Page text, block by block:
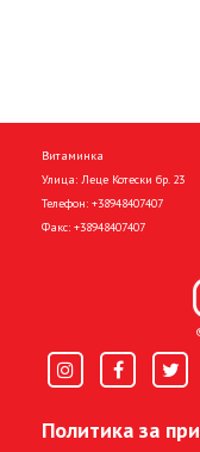
Витаминка
Улица: Леце Котески бр. 23
Телефон: +38948407407
Факс: +38948407407
Политика за